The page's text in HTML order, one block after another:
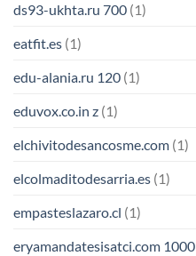
ds93-ukhta.ru 700 (1)
eatfit.es (1)
edu-alania.ru 120 (1)
eduvox.co.in z (1)
elchivitodesancosme.com (1)
elcolmaditodesarria.es (1)
empasteslazaro.cl (1)
eryamandatesisatci.com 1000